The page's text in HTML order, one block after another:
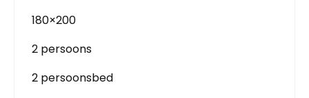
180×200
2 persoons
2 persoonsbed